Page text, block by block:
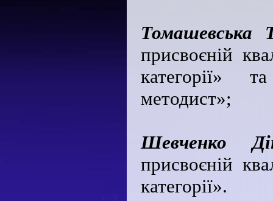
Томашевська
присвоєній
категорії»
методист»;
Шевченко
присвоєній
категорії».